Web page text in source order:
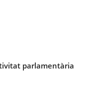
parlamentària